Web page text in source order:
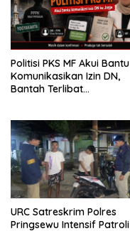
Politisi PKS MF Akui Bantu
Komunikasikan Izin DN,
Bantah Terlibat
URC Satreskrim Polres
Pringsewu Intensif Patroli